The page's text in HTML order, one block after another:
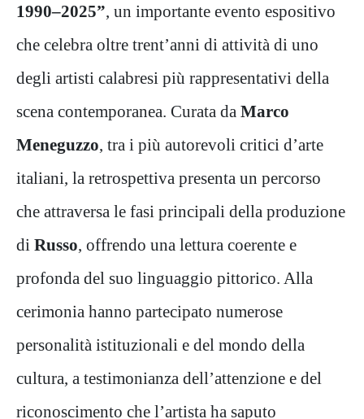
1990–2025” , un importante evento espositivo
che celebra oltre trent’anni di attività di uno
degli artisti calabresi più rappresentativi della
scena contemporanea. Curata da Marco
Meneguzzo , tra i più autorevoli critici d’arte
italiani, la retrospettiva presenta un percorso
che attraversa le fasi principali della produzione
di Russo , offrendo una lettura coerente e
profonda del suo linguaggio pittorico. Alla
cerimonia hanno partecipato numerose
personalità istituzionali e del mondo della
cultura, a testimonianza dell’attenzione e del
riconoscimento che l’artista ha saputo